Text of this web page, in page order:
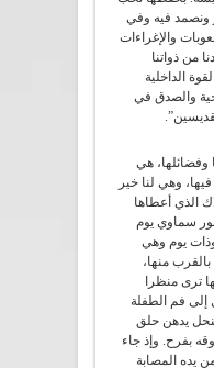
ونصمد فيه وفي
والإغراءات
من ذواتنا
الداخلية
والصدق في
وفضائلها، هي
وهي لنا خير
الذي أعطاها
سماوي يوم
في شهر أيار 1381. وذات يوم وهي
منها،
ترى منظرا
فم الطفلة
يدهن حلق
بفرح. وإذ جاء
يده المصابة